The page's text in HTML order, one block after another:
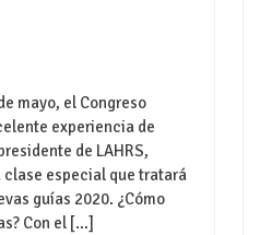
mayo, el Congreso
experiencia de
de LAHRS,
especial que tratará
guías 2020. ¿Cómo
Con el […]